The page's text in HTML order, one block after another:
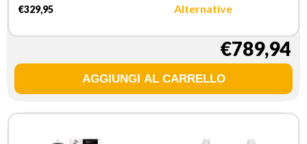
€329,95 Alternative
€789,94